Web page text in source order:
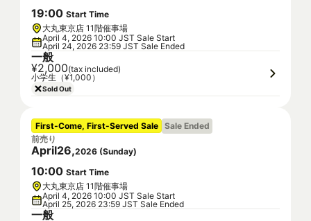
19:00 Start Time
大丸東京店 11階催事場
April 4, 2026 10:00 JST Sale Start
April 24, 2026 23:59 JST Sale Ended
一般
¥2,000(tax included)
小学生（¥1,000）
Sold Out
First-Come, First-Served Sale Sale Ended
前売り
April26,2026 (Sunday)
10:00 Start Time
大丸東京店 11階催事場
April 4, 2026 10:00 JST Sale Start
April 25, 2026 23:59 JST Sale Ended
一般